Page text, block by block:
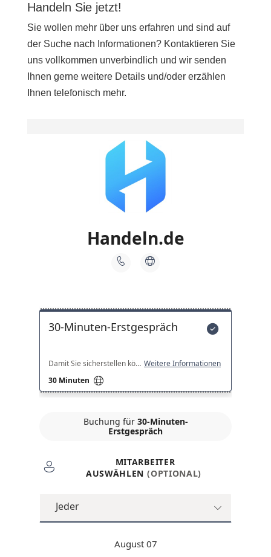
Handeln Sie jetzt!
Sie wollen mehr über uns erfahren und sind auf
der Suche nach Informationen? Kontaktieren Sie
uns vollkommen unverbindlich und wir senden
Ihnen gerne weitere Details und/oder erzählen
Ihnen telefonisch mehr.